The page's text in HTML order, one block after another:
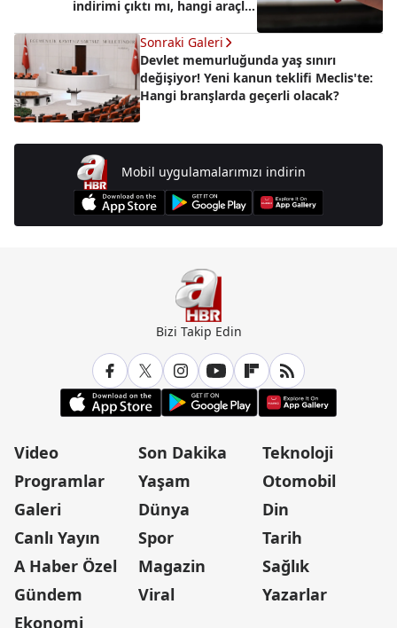
indirimi çıktı mı, hangi araçlar
Sonraki Galeri
Devlet memurluğunda yaş sınırı
değişiyor! Yeni kanun teklifi Meclis'te:
Hangi branşlarda geçerli olacak?
Mobil uygulamalarımızı indirin
Bizi Takip Edin
Video
Programlar
Galeri
Canlı Yayın
A Haber Özel
Gündem
Ekonomi
Son Dakika
Yaşam
Dünya
Spor
Magazin
Viral
Teknoloji
Otomobil
Din
Tarih
Sağlık
Yazarlar